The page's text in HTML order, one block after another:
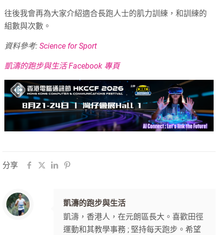
往後我會再為大家介紹適合長跑人士的肌力訓練，和訓練的
組數與次數。
資料參考:Science for Sport
凱濤的跑步與生活 Facebook 專頁
分享
凱濤的跑步與生活
凱濤，香港人，在元朗區長大。喜歡田徑
運動和其教學事務 ; 堅持每天跑步。希望